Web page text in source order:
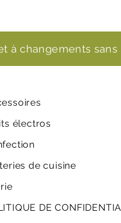
à changements sans
électros
de cuisine
DE